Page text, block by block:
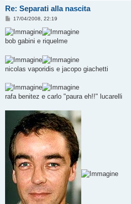
Re: Separati alla nascita
M
s
s
a
g
i
o
17/04/2008, 22:19
bob gabini e riquelme
nicolas vaporidis e jacopo giachetti
rafa benitez e carlo "paura eh!!" lucarelli